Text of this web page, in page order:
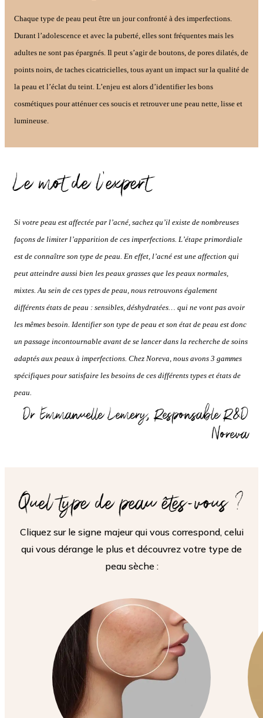
Chaque type de peau peut être un jour confronté à des imperfections.
Durant l’adolescence et avec la puberté, elles sont fréquentes mais les
adultes ne sont pas épargnés. Il peut s’agir de boutons, de pores dilatés, de
points noirs, de taches cicatricielles, tous ayant un impact sur la qualité de
la peau et l’éclat du teint. L’enjeu est alors d’identifier les bons
cosmétiques pour atténuer ces soucis et retrouver une peau nette, lisse et
lumineuse.
Le mot de l'expert
Si votre peau est affectée par l’acné, sachez qu’il existe de nombreuses
façons de limiter l’apparition de ces imperfections. L’étape primordiale
est de connaître son type de peau. En effet, l’acné est une affection qui
peut atteindre aussi bien les peaux grasses que les peaux normales,
mixtes. Au sein de ces types de peau, nous retrouvons également
différents états de peau : sensibles, déshydratées… qui ne vont pas avoir
les mêmes besoin. Identifier son type de peau et son état de peau est donc
un passage incontournable avant de se lancer dans la recherche de soins
adaptés aux peaux à imperfections. Chez Noreva, nous avons 3 gammes
spécifiques pour satisfaire les besoins de ces différents types et états de
peau.
Dr Emmanuelle Lemery, Responsable R&D
Noreva
Quel type de peau êtes-vous ?
Cliquez sur le signe majeur qui vous correspond, celui
qui vous dérange le plus et découvrez votre type de
peau sèche :